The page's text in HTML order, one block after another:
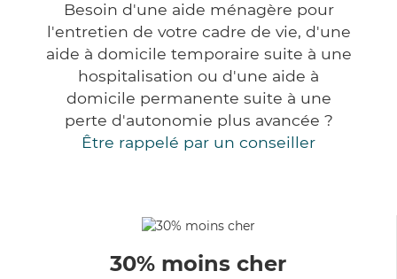
Besoin d'une aide ménagère pour
l'entretien de votre cadre de vie, d'une
aide à domicile temporaire suite à une
hospitalisation ou d'une aide à
domicile permanente suite à une
perte d'autonomie plus avancée ?
Être rappelé par un conseiller
30% moins cher